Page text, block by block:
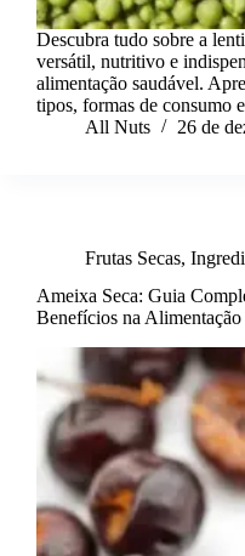
Descubra tudo sobre a
versátil, nutritivo e
alimentação saudável.
tipos, formas de consumo
All Nuts
26 de
Frutas Secas,
Ameixa Seca: Guia
Benefícios na Alimentação